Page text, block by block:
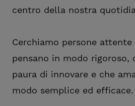
centro della nostra
Cerchiamo persone
pensano in modo rigoroso,
paura di innovare e che
modo semplice ed efficace.